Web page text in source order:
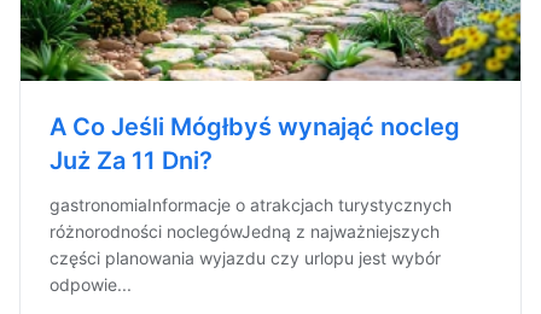
A Co Jeśli Mógłbyś wynająć nocleg
Już Za 11 Dni?
gastronomiaInformacje o atrakcjach turystycznych
różnorodności noclegówJedną z najważniejszych
części planowania wyjazdu czy urlopu jest wybór
odpowie...